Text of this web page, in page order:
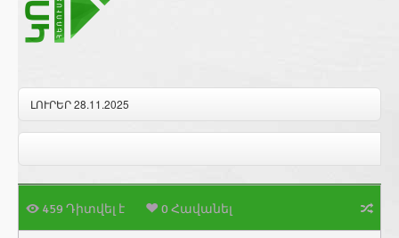
ԼՈՒՐԵՐ 28.11.2025
459 Դիտվել է 0 Հավանել